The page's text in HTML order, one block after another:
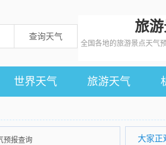
查询天气
旅
全国各地的旅游景点天气
世界天气 旅游天气
预报查询
大家正